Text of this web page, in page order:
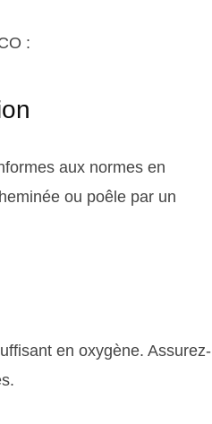
:
aux normes en
ou poêle par un
en oxygène. Assurez-